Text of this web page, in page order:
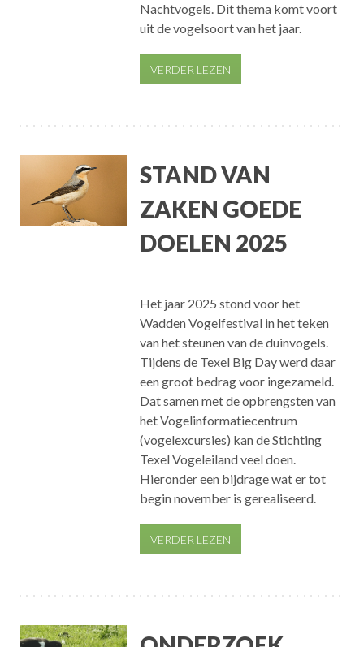
Nachtvogels. Dit thema komt voort
uit de vogelsoort van het jaar.
VERDER LEZEN
STAND VAN
ZAKEN GOEDE
DOELEN 2025
Het jaar 2025 stond voor het
Wadden Vogelfestival in het teken
van het steunen van de duinvogels.
Tijdens de Texel Big Day werd daar
een groot bedrag voor ingezameld.
Dat samen met de opbrengsten van
het Vogelinformatiecentrum
(vogelexcursies) kan de Stichting
Texel Vogeleiland veel doen.
Hieronder een bijdrage wat er tot
begin november is gerealiseerd.
VERDER LEZEN